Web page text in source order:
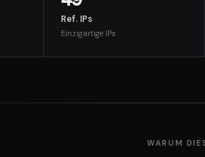
Ref. IPs
Einzigartige IPs
WARUM